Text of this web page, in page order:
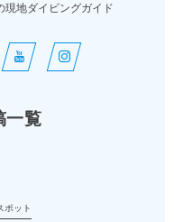
現地ダイビングガイド
一覧
ポット